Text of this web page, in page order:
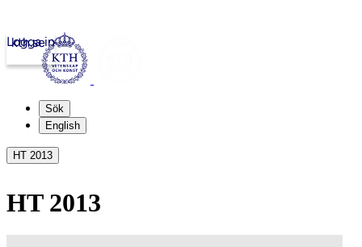
kth.se
Logga in
Sök
English
HT 2013
HT 2013